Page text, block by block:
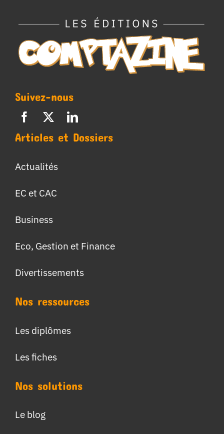
Suivez-nous
Articles et Dossiers
Actualités
EC et CAC
Business
Eco, Gestion et Finance
Divertissements
Nos ressources
Les diplômes
Les fiches
Nos solutions
Le blog